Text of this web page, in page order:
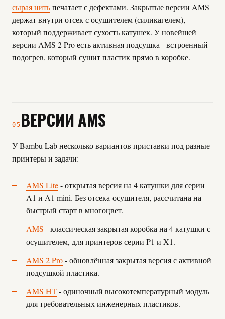
сырая нитьпечатает с дефектами. Закрытые версии AMS
держат внутри отсек с осушителем (силикагелем),
который поддерживает сухость катушек. У новейшей
версии AMS 2 Pro есть активная подсушка - встроенный
подогрев, который сушит пластик прямо в коробке.
05 ВЕРСИИ AMS
У Bambu Lab несколько вариантов приставки под разные
принтеры и задачи:
AMS Lite- открытая версия на 4 катушки для серии
A1 и A1 mini. Без отсека-осушителя, рассчитана на
быстрый старт в многоцвет.
AMS - классическая закрытая коробка на 4 катушки с
осушителем, для принтеров серии P1 и X1.
AMS 2 Pro- обновлённая закрытая версия с активной
подсушкой пластика.
AMS HT- одиночный высокотемпературный модуль
для требовательных инженерных пластиков.